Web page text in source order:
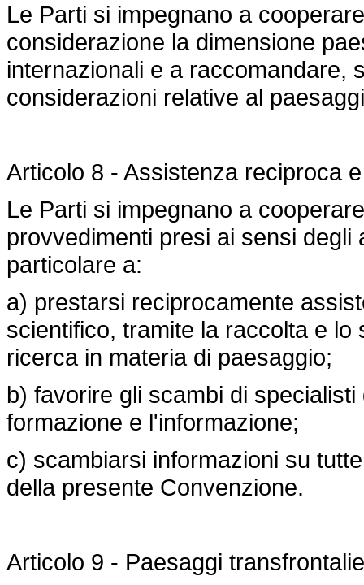
Le Parti si impegnano a
considerazione la dimensione
internazionali e a raccomandare,
considerazioni relative al
Articolo 8 - Assistenza reciproca
Le Parti si impegnano a
provvedimenti presi ai sensi
particolare a:
a) prestarsi reciprocamente
scientifico, tramite la raccolta e
ricerca in materia di paesaggio;
b) favorire gli scambi di
formazione e l'informazione;
c) scambiarsi informazioni su
della presente Convenzione.
Articolo 9 - Paesaggi